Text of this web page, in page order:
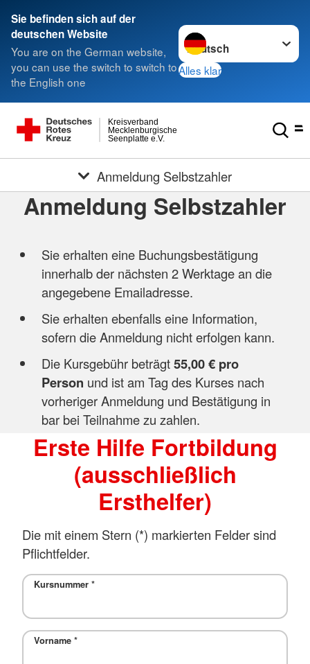
Sie befinden sich auf der
deutschen Website
You are on the German website,
you can use the switch to switch to
the English one
Sprache wechseln zu
Alles klar
Seenplatte e.V.
Mecklenburgische
Kreisverband
Anmeldung Selbstzahler
Anmeldung Selbstzahler
Sie erhalten eine Buchungsbestätigung
innerhalb der nächsten 2 Werktage an die
angegebene Emailadresse.
Sie erhalten ebenfalls eine Information,
sofern die Anmeldung nicht erfolgen kann.
Die Kursgebühr beträgt55,00 € pro
Person und ist am Tag des Kurses nach
vorheriger Anmeldung und Bestätigung in
bar bei Teilnahme zu zahlen.
Erste Hilfe Fortbildung
(ausschließlich
Ersthelfer)
Die mit einem Stern (*) markierten Felder sind
Pflichtfelder.
Kursnummer *
Vorname *